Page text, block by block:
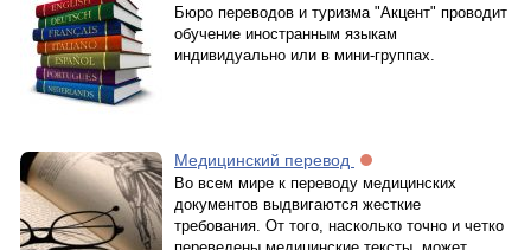
Бюро переводов и туризма "Акцент" проводит
обучение иностранным языкам
индивидуально или в мини-группах.
Медицинский перевод
Во всем мире к переводу медицинских
документов выдвигаются жесткие
требования. От того, насколько точно и четко